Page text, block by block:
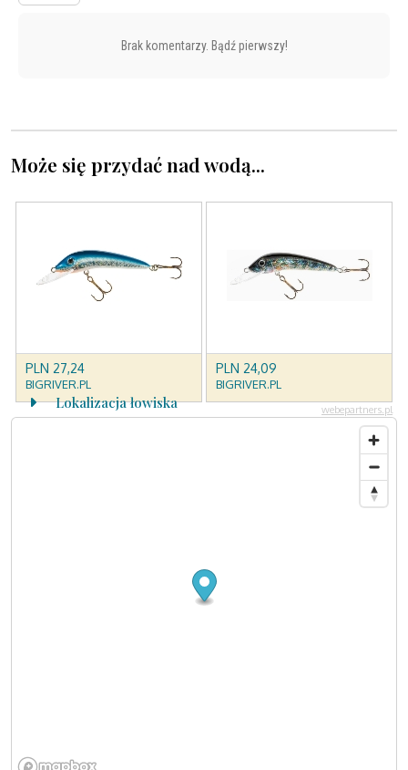
Brak komentarzy. Bądź pierwszy!
Może się przydać nad wodą...
Lokalizacja łowiska